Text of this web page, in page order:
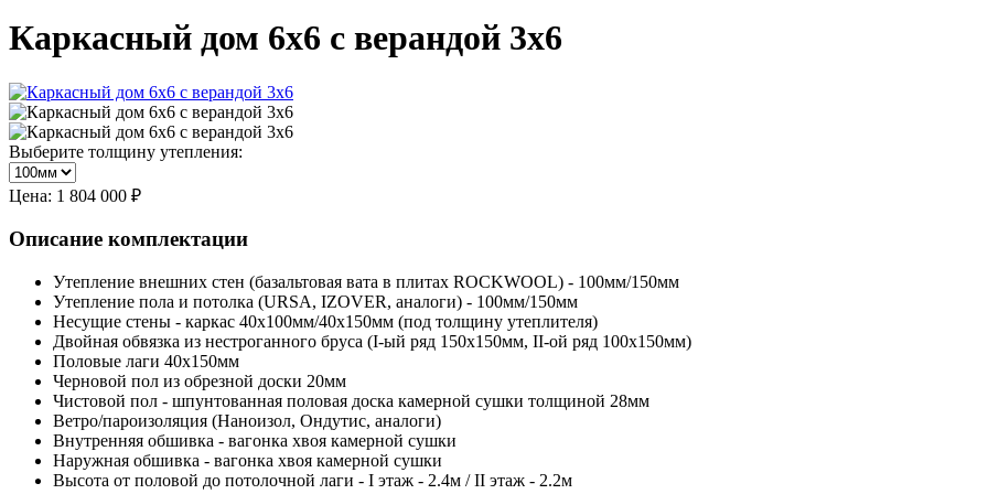
Каркасный дом 6х6 с верандой 3х6
Выберите толщину утепления:
Цена: 1 804 000 ₽
Описание комплектации
Утепление внешних стен (базальтовая вата в плитах ROCKWOOL) - 100мм/150мм
Утепление пола и потолка (URSA, IZOVER, аналоги) - 100мм/150мм
Несущие стены - каркас 40х100мм/40х150мм (под толщину утеплителя)
Двойная обвязка из нестроганного бруса (I-ый ряд 150х150мм, II-ой ряд 100х150мм)
Половые лаги 40х150мм
Черновой пол из обрезной доски 20мм
Чистовой пол - шпунтованная половая доска камерной сушки толщиной 28мм
Ветро/пароизоляция (Наноизол, Ондутис, аналоги)
Внутренняя обшивка - вагонка хвоя камерной сушки
Наружная обшивка - вагонка хвоя камерной сушки
Высота от половой до потолочной лаги - I этаж - 2.4м / II этаж - 2.2м